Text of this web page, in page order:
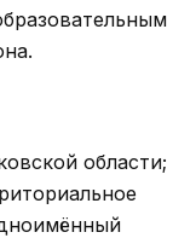
области;